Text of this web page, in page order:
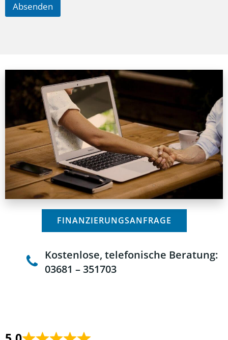
Absenden
FINANZIERUNGSANFRAGE
Kostenlose, telefonische Beratung:
03681 – 351703